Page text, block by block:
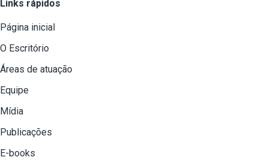
Links rápidos
Página inicial
O Escritório
Áreas de atuação
Equipe
Mídia
Publicações
E-books